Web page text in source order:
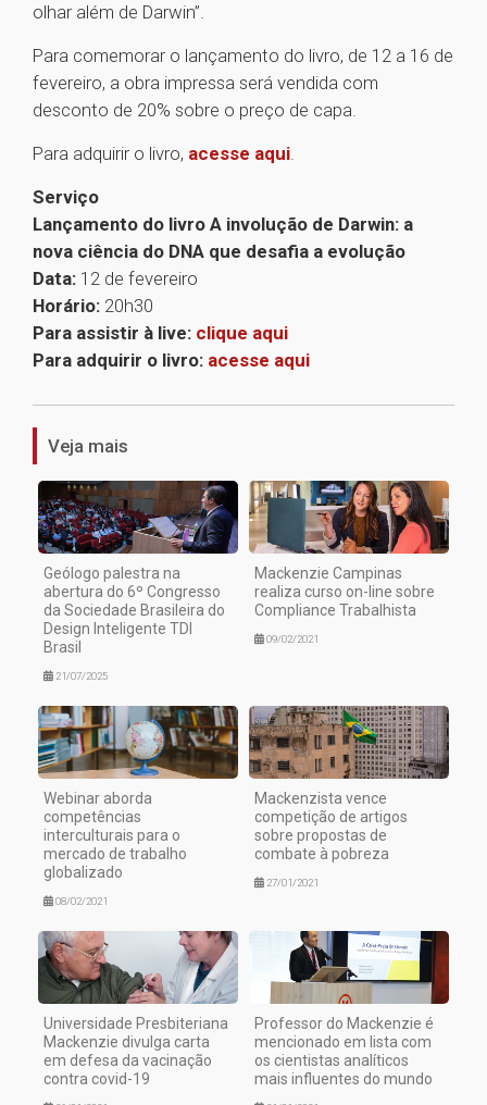
olhar além de Darwin”.
Para comemorar o lançamento do livro, de 12 a 16 de
fevereiro, a obra impressa será vendida com
desconto de 20% sobre o preço de capa.
Para adquirir o livro, acesse aqui.
Serviço
Lançamento do livro A involução de Darwin: a
nova ciência do DNA que desafia a evolução
Data: 12 de fevereiro
Horário: 20h30
Para assistir à live: clique aqui
Para adquirir o livro: acesse aqui
1
Veja mais
Geólogo palestra na
abertura do 6º Congresso
da Sociedade Brasileira do
Design Inteligente TDI
Brasil
21/07/2025
Mackenzie Campinas
realiza curso on-line sobre
Compliance Trabalhista
09/02/2021
Webinar aborda
competências
interculturais para o
mercado de trabalho
globalizado
08/02/2021
Mackenzista vence
competição de artigos
sobre propostas de
combate à pobreza
27/01/2021
Universidade Presbiteriana
Mackenzie divulga carta
em defesa da vacinação
contra covid-19
Professor do Mackenzie é
mencionado em lista com
os cientistas analíticos
mais influentes do mundo